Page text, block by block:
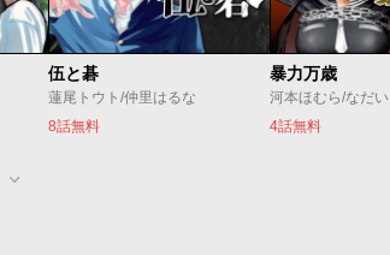
伍と碁
蓮尾トウト/仲里はるな
8話無料
暴力万歳
河本ほむら/なだい
4話無料